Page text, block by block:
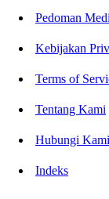
Pedoman
Kebijakan
Terms of
Tentang Kami
Hubungi Kami
Indeks